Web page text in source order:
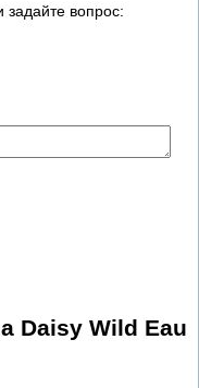
задайте вопрос:
Daisy Wild Eau